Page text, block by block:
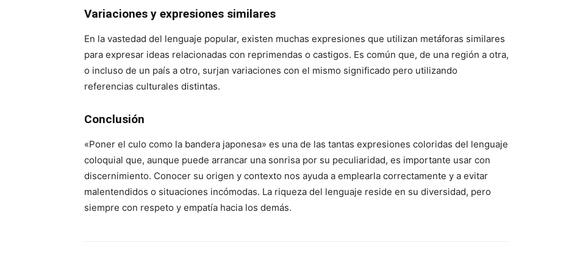
Variaciones y expresiones similares
En la vastedad del lenguaje popular, existen muchas expresiones que utilizan metáforas similares
para expresar ideas relacionadas con reprimendas o castigos. Es común que, de una región a otra,
o incluso de un país a otro, surjan variaciones con el mismo significado pero utilizando
referencias culturales distintas.
Conclusión
«Poner el culo como la bandera japonesa» es una de las tantas expresiones coloridas del lenguaje
coloquial que, aunque puede arrancar una sonrisa por su peculiaridad, es importante usar con
discernimiento. Conocer su origen y contexto nos ayuda a emplearla correctamente y a evitar
malentendidos o situaciones incómodas. La riqueza del lenguaje reside en su diversidad, pero
siempre con respeto y empatía hacia los demás.